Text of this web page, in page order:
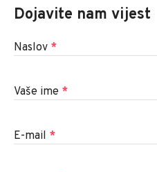
Dojavite nam vijest
Naslov *
Vaše ime *
E-mail *